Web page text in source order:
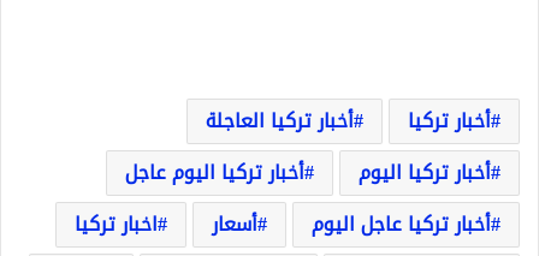
أخبار تركيا
أخبار تركيا العاجلة
أخبار تركيا اليوم
أخبار تركيا اليوم عاجل
أخبار تركيا عاجل اليوم
أسعار
اخبار تركيا